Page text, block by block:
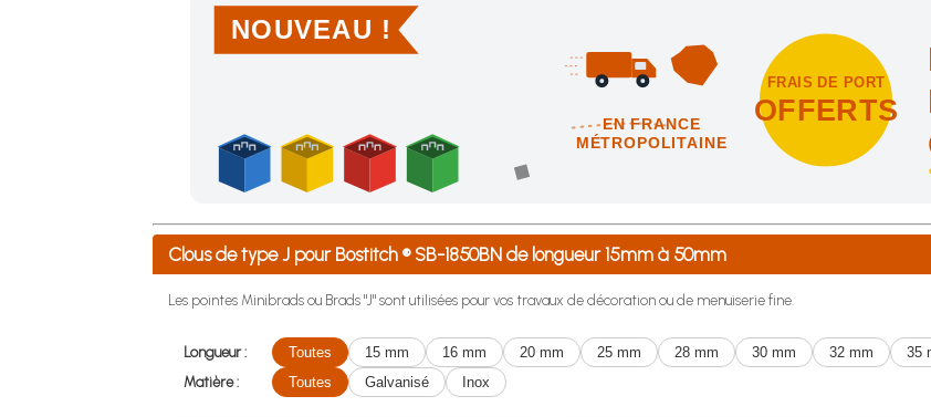
NOUVEAU !
EN FRANCE
MÉTROPOLITAINE
FRAIS DE PORT
OFFERTS
Achetez 4 sachets ou boîtes d'agrafes ou de pointes et nous vous offrons les frais de port en France
Clous de type J pour Bostitch ® SB-1850BN de longueur 15mm à 50mm
Les pointes Minibrads ou Brads "J" sont utilisées pour vos travaux de décoration ou de menuiserie fine.
Longueur : Toutes 15 mm 16 mm 20 mm 25 mm 28 mm 30 mm 32 mm 35
Matière :
Toutes Galvanisé Inox